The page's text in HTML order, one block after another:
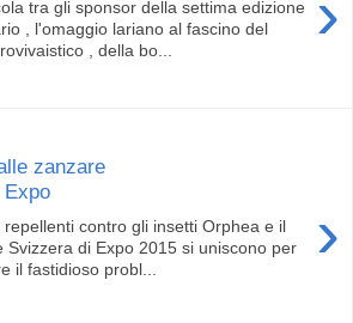
tra gli sponsor della settima edizione
, l'omaggio lariano al fascino del
, della bo...
zanzare
›
repellenti contro gli insetti Orphea e il
Svizzera di Expo 2015 si uniscono per
il fastidioso probl...